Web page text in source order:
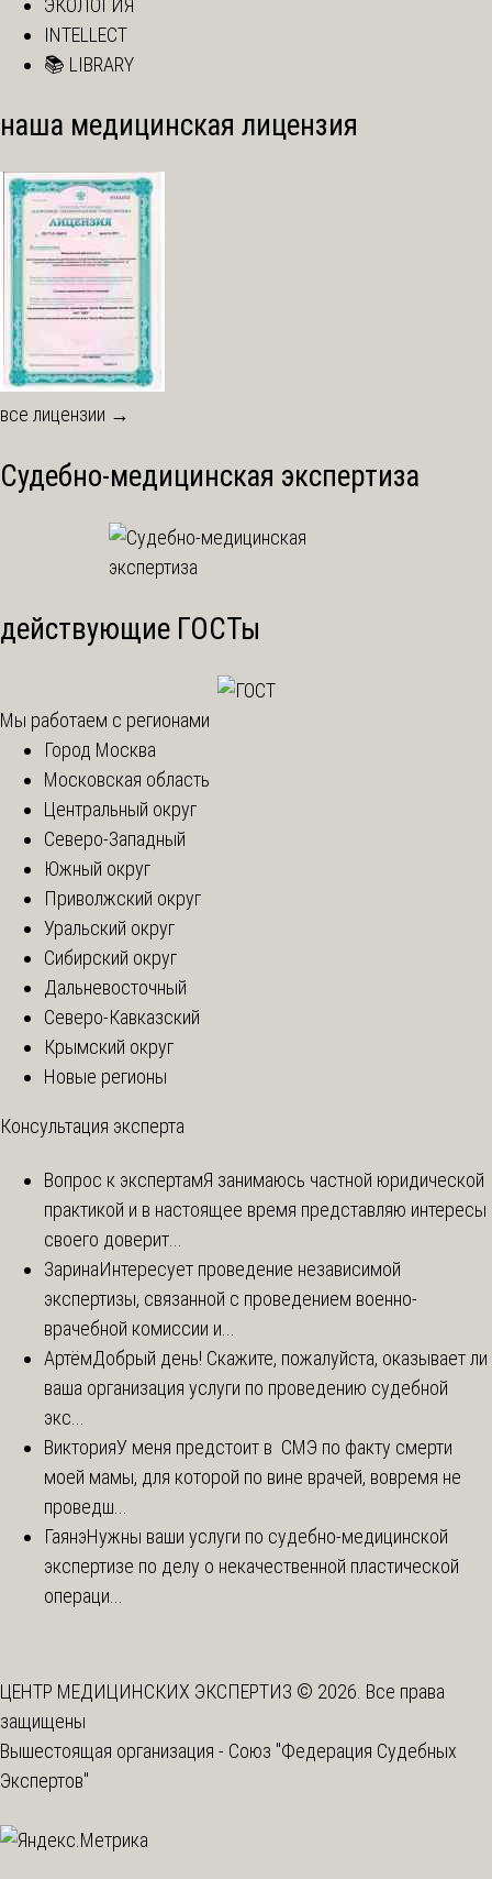
INTELLECT
📚 LIBRARY
наша медицинская лицензия
все лицензии →
Судебно-медицинская экспертиза
действующие ГОСТы
Мы работаем с регионами
Город Москва
Московская область
Центральный округ
Северо-Западный
Южный округ
Приволжский округ
Уральский округ
Сибирский округ
Дальневосточный
Северо-Кавказский
Крымский округ
Новые регионы
Консультация эксперта
Вопрос к экспертамЯ занимаюсь частной юридической
практикой и в настоящее время представляю интересы
своего доверит...
ЗаринаИнтересует проведение независимой
экспертизы, связанной с проведением военно-
врачебной комиссии и...
АртёмДобрый день! Скажите, пожалуйста, оказывает ли
ваша организация услуги по проведению судебной
экс...
ВикторияУ меня предстоит в СМЭ по факту смерти
моей мамы, для которой по вине врачей, вовремя не
проведш...
ГаянэНужны ваши услуги по судебно-медицинской
экспертизе по делу о некачественной пластической
операци...
ЦЕНТР МЕДИЦИНСКИХ ЭКСПЕРТИЗ © 2026. Все права
защищены
Вышестоящая организация - Союз "Федерация Судебных
Экспертов"